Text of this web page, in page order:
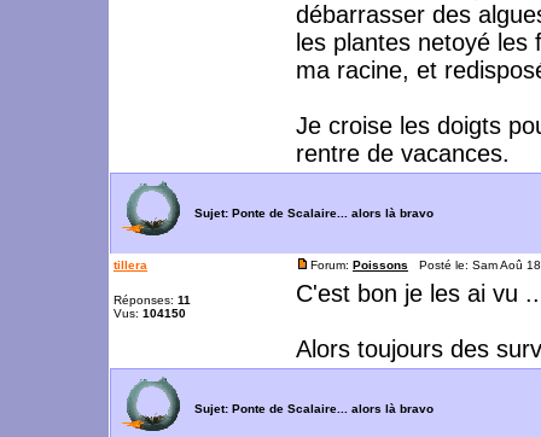
débarrasser des
les plantes netoyé
ma racine, et
Je croise les doigts
rentre de vacances.
Sujet: Ponte de Scalaire... alors là bravo
tillera
Réponses: 11
Vus: 104150
Forum: Poissons Posté le: Sam Aoû
C'est bon je les ai vu
Alors toujours des
Sujet: Ponte de Scalaire... alors là bravo